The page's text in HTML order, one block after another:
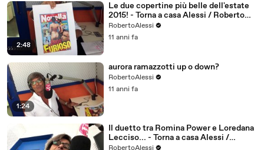
2:48
Le due copertine più belle dell'estate
2015! - Torna a casa Alessi / Roberto
Alessi
RobertoAlessi
11 anni fa
1:24
aurora ramazzotti up o down?
RobertoAlessi
11 anni fa
Il duetto tra Romina Power e Loredana
Lecciso... - Torna a casa Alessi /
Roberto Alessi